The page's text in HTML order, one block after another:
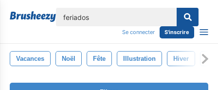
Se connecter S'inscrire
Vacances Noël Fête Illustration Hiver